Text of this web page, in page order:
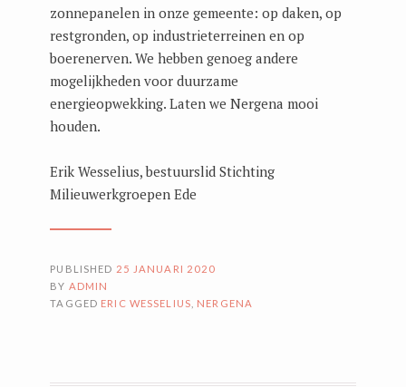
zonnepanelen in onze gemeente: op daken, op
restgronden, op industrieterreinen en op
boerenerven. We hebben genoeg andere
mogelijkheden voor duurzame
energieopwekking. Laten we Nergena mooi
houden.
Erik Wesselius, bestuurslid Stichting
Milieuwerkgroepen Ede
PUBLISHED 25 JANUARI 2020
BY ADMIN
TAGGED ERIC WESSELIUS NERGENA